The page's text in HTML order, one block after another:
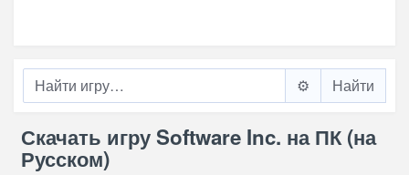
⚙️
Скачать игру Software Inc. на ПК (на
Русском)